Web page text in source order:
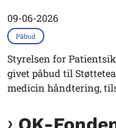
09-06-2026
Påbud
Styrelsen for
givet påbud til
medicin håndtering,